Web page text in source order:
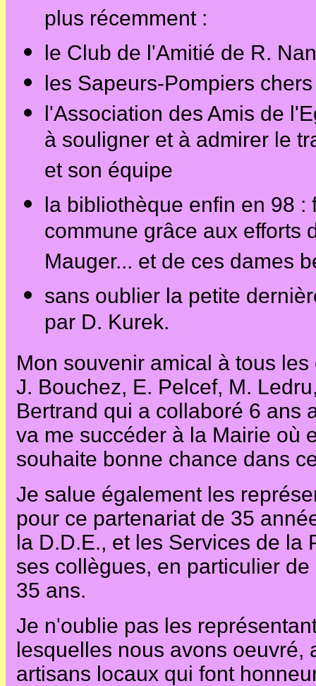
plus récemment :
le Club de l'Amitié de R.
les Sapeurs-Pompiers
l'Association des Amis de
à souligner et à admirer le
et son équipe
la bibliothèque enfin en 98
commune grâce aux efforts
Mauger... et de ces dames
sans oublier la petite
par D. Kurek.
Mon souvenir amical à tous
J. Bouchez, E. Pelcef, M.
Bertrand qui a collaboré 6 ans
va me succéder à la Mairie où
souhaite bonne chance dans
Je salue également les
pour ce partenariat de 35
la D.D.E., et les Services de la
ses collègues, en particulier
35 ans.
Je n'oublie pas les
lesquelles nous avons oeuvré,
artisans locaux qui font